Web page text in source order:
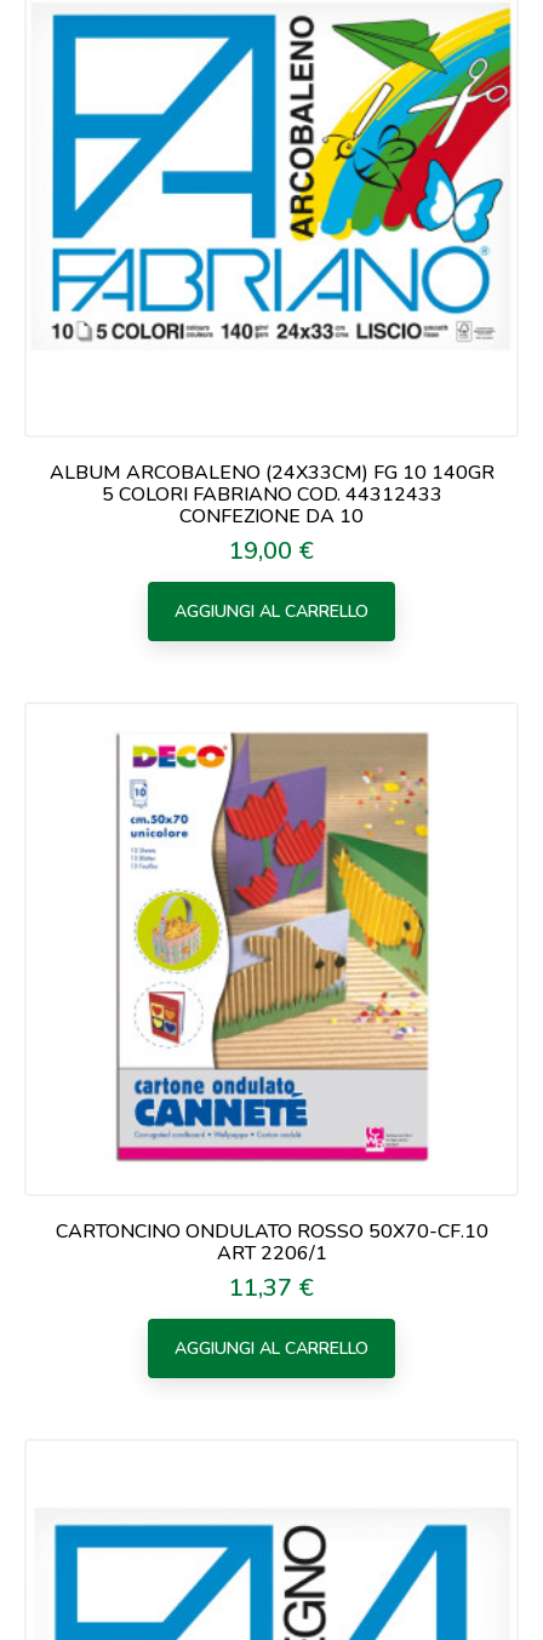
ALBUM ARCOBALENO (24X33CM) FG 10 140GR
5 COLORI FABRIANO COD. 44312433
CONFEZIONE DA 10
Prezzo
19,00 €
AGGIUNGI AL CARRELLO
CARTONCINO ONDULATO ROSSO 50X70-CF.10
ART 2206/1
Prezzo
11,37 €
AGGIUNGI AL CARRELLO